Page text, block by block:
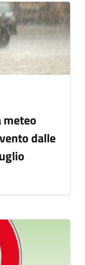
meteo
dalle